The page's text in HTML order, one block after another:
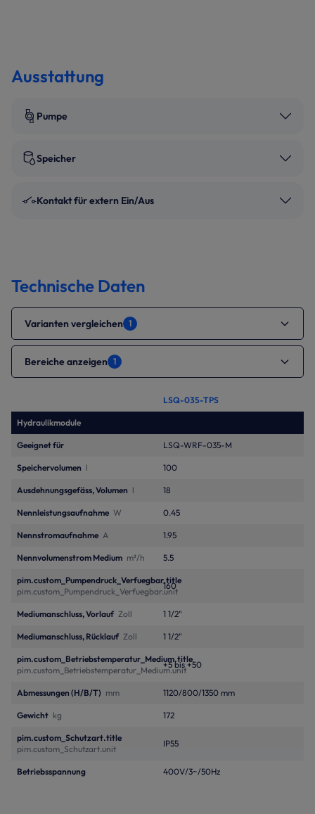
Ausstattung
Pumpe
Speicher
Kontakt für extern Ein/Aus
Technische Daten
Varianten vergleichen 1
Bereiche anzeigen 1
LSQ-035-TPS
Hydraulikmodule
Geeignet für LSQ-WRF-035-M
Speichervolumen l 100
Ausdehnungsgefäss, Volumen l 18
Nennleistungsaufnahme W 0.45
Nennstromaufnahme A 1.95
Nennvolumenstrom Medium m³/h 5.5
pim.custom_Pumpendruck_Verfuegbar.title
pim.custom_Pumpendruck_Verfuegbar.unit
160
Mediumanschluss, Vorlauf Zoll 1 1/2"
Mediumanschluss, Rücklauf Zoll 1 1/2"
pim.custom_Betriebstemperatur_Medium.title
pim.custom_Betriebstemperatur_Medium.unit
+5 bis +50
Abmessungen (H/B/T) mm 1120/800/1350 mm
Gewicht kg 172
pim.custom_Schutzart.title
pim.custom_Schutzart.unit
IP55
Betriebsspannung 400V/3~/50Hz